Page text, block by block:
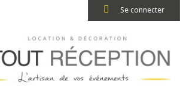
Se connecter